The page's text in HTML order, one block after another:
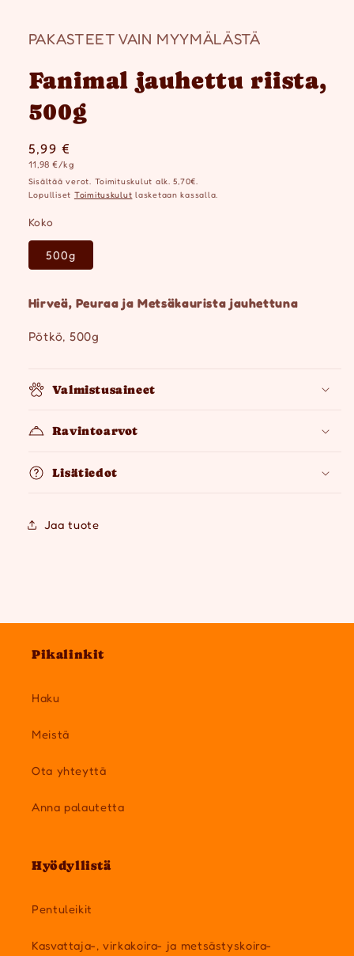
ikkunassa
PAKASTEET VAIN MYYMÄLÄSTÄ
Fanimal jauhettu riista,
500g
Normaalihinta
5,99 €
Yksikköhinta
11,98 €/kg
Sisältää verot. Toimituskulut alk. 5,70€.
Lopulliset Toimituskulut lasketaan kassalla.
Koko
500g
Hirveä, Peuraa ja Metsäkaurista jauhettuna
Pötkö, 500g
Valmistusaineet
Ravintoarvot
Lisätiedot
Jaa tuote
Pikalinkit
Haku
Meistä
Ota yhteyttä
Anna palautetta
Hyödyllistä
Pentuleikit
Kasvattaja-, virkakoira- ja metsästyskoira-